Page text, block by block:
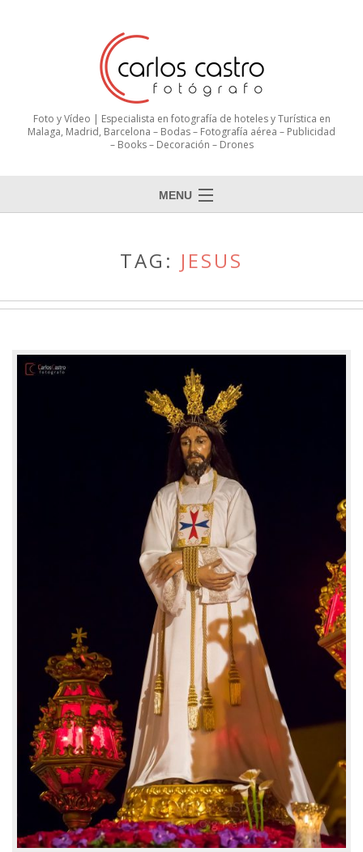
Foto y Vídeo | Especialista en fotografía de hoteles y Turística en
Malaga, Madrid, Barcelona – Bodas – Fotografía aérea – Publicidad
– Books – Decoración – Drones
MENU
TAG: JESUS